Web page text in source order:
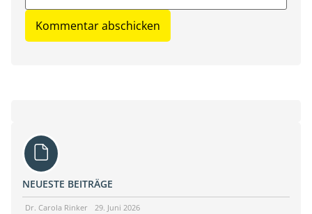
NEUESTE BEITRÄGE
Dr. Carola Rinker 29. Juni 2026